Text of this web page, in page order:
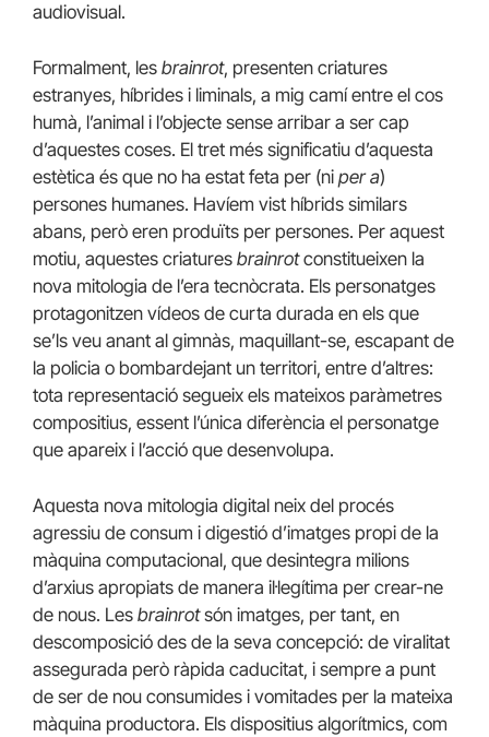
audiovisual.
Formalment, les brainrot, presenten criatures
estranyes, híbrides i liminals, a mig camí entre el cos
humà, l’animal i l’objecte sense arribar a ser cap
d’aquestes coses. El tret més significatiu d’aquesta
estètica és que no ha estat feta per (ni per a)
persones humanes. Havíem vist híbrids similars
abans, però eren produïts per persones. Per aquest
motiu, aquestes criatures brainrotconstitueixen la
nova mitologia de l’era tecnòcrata. Els personatges
protagonitzen vídeos de curta durada en els que
se’ls veu anant al gimnàs, maquillant-se, escapant de
la policia o bombardejant un territori, entre d’altres:
tota representació segueix els mateixos paràmetres
compositius, essent l’única diferència el personatge
que apareix i l’acció que desenvolupa.
Aquesta nova mitologia digital neix del procés
agressiu de consum i digestió d’imatges propi de la
màquina computacional, que desintegra milions
d’arxius apropiats de manera il·legítima per crear-ne
de nous. Les brainrotsón imatges, per tant, en
descomposició des de la seva concepció: de viralitat
assegurada però ràpida caducitat, i sempre a punt
de ser de nou consumides i vomitades per la mateixa
màquina productora. Els dispositius algorítmics, com